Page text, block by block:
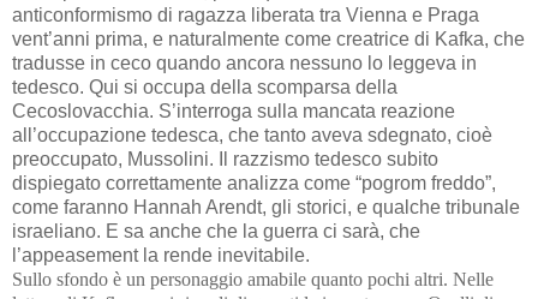
anticonformismo di ragazza liberata tra Vienna e Praga
vent’anni prima, e naturalmente come creatrice di Kafka, che
tradusse in ceco quando ancora nessuno lo leggeva in
tedesco. Qui si occupa della scomparsa della
Cecoslovacchia. S’interroga sulla mancata reazione
all’occupazione tedesca, che tanto aveva sdegnato, cioè
preoccupato, Mussolini. Il razzismo tedesco subito
dispiegato correttamente analizza come “pogrom freddo”,
come faranno Hannah Arendt, gli storici, e qualche tribunale
israeliano. E sa anche che la guerra ci sarà, che
l’appeasement la rende inevitabile.
Sullo sfondo è un personaggio amabile quanto pochi altri. Nelle